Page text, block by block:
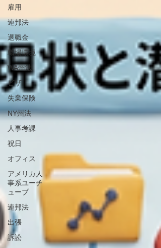
雇用
連邦法
退職金
職場環境
WA州法
ビザ
失業保険
NY州法
人事考課
祝日
オフィス
アメリカ人
事系ユーチ
ューブ
連邦法
出張
訴訟